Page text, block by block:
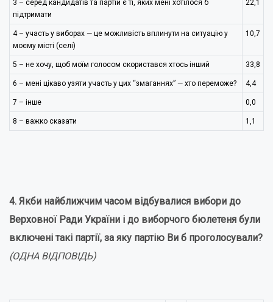
3 – серед кандидатів та партій є ті, яких мені хотілося б
підтримати
22,1
4 – участь у виборах — це можливість вплинути на ситуацію у
моєму місті (селі)
10,7
5 – не хочу, щоб моїм голосом скористався хтось інший 33,8
6 – мені цікаво узяти участь у цих “змаганнях” — хто переможе? 4,4
7 – інше 0,0
8 – важко сказати 1,1
4. Якби найближчим часом відбувалися вибори до
Верховної Ради України і до виборчого бюлетеня були
включені такі партії, за яку партію Ви б проголосували?
(ОДНА ВІДПОВІДЬ)